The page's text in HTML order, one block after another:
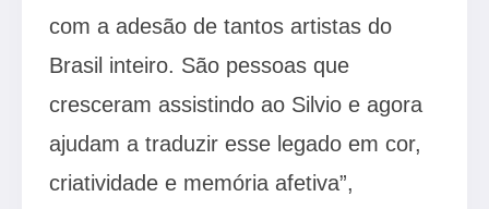
com a adesão de tantos artistas do
Brasil inteiro. São pessoas que
cresceram assistindo ao Silvio e agora
ajudam a traduzir esse legado em cor,
criatividade e memória afetiva”,